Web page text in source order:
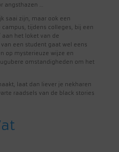
angsthazen …
saai zijn, maar ook een
tijdens colleges, bij een
het loket van de
een student gaat wel eens
op mysterieuze wijze en
omstandigheden om het
laat dan liever je nekharen
raadsels van de black stories